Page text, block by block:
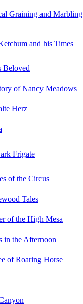
Graining and Marbling
and his Times
Beloved
of Nancy Meadows
Herz
Frigate
of the Circus
Tales
of the High Mesa
in the Afternoon
of Roaring Horse